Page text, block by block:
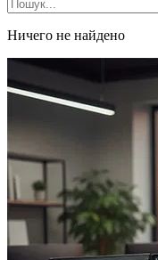
Ничего не найдено